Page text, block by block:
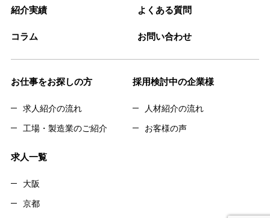
紹介実績 よくある質問
コラム お問い合わせ
お仕事をお探しの方
求人紹介の流れ
工場・製造業のご紹介
採用検討中の企業様
人材紹介の流れ
お客様の声
求人一覧
大阪
京都